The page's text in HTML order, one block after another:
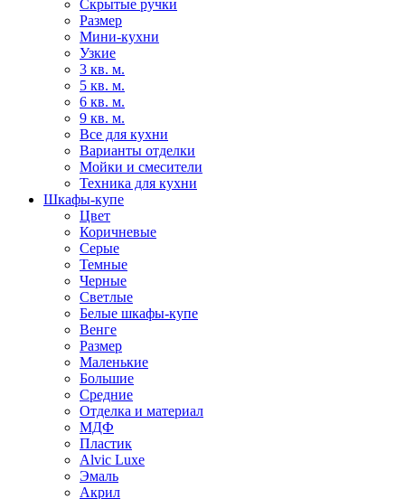
Скрытые ручки
Размер
Мини-кухни
Узкие
3 кв. м.
5 кв. м.
6 кв. м.
9 кв. м.
Все для кухни
Варианты отделки
Мойки и смесители
Техника для кухни
Шкафы-купе
Цвет
Коричневые
Серые
Темные
Черные
Светлые
Белые шкафы-купе
Венге
Размер
Маленькие
Большие
Средние
Отделка и материал
МДФ
Пластик
Alvic Luxe
Эмаль
Акрил